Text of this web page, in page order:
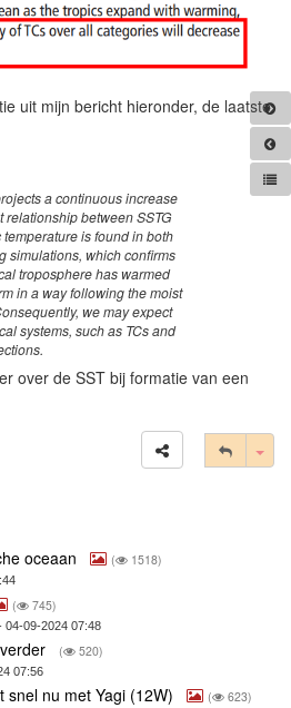
uit mijn bericht hieronder, de laatste
a continuous increase
relationship between SSTG
is found in both
simulations, which confirms
troposphere has warmed
in a way following the moist
we may expect
systems, such as TCs and
over de SST bij formatie van een
oceaan ( 1518)
( 745)
04-09-2024 07:48
( 520)
07:56
snel nu met Yagi (12W) ( 623)